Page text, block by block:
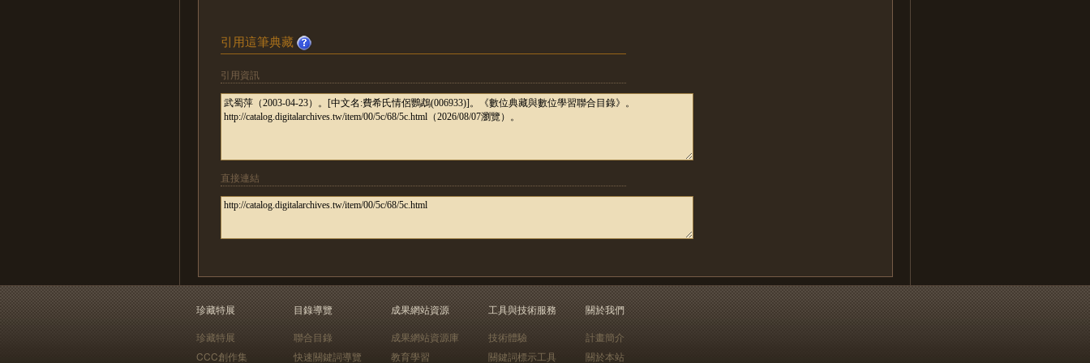
引用這筆典藏
引用資訊
直接連結
珍藏特展
珍藏特展
CCC創作集
目錄導覽
聯合目錄
快速關鍵詞導覽
成果網站資源
成果網站資源庫
教育學習
工具與技術服務
技術體驗
關鍵詞標示工具
關於我們
計畫簡介
關於本站